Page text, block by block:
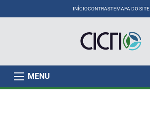
INÍCIOCONTRASTEMAPA DO SITE
MENU